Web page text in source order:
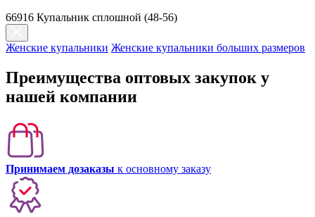
66916 Купальник сплошной (48-56)
Женские купальники Женские купальники больших размеров
Преимущества оптовых закупок у
нашей компании
Принимаем дозаказы к основному заказу